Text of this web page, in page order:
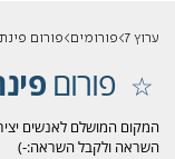
ערוץ 7 פורומים פורום
פורום
המקום המושלם לאנשים
השראה ולקבל השראה:-)